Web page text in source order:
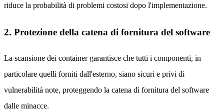
riduce la probabilità di problemi costosi dopo l'implementazione.
2. Protezione della catena di fornitura del software
La scansione dei container garantisce che tutti i componenti, in
particolare quelli forniti dall'esterno, siano sicuri e privi di
vulnerabilità note, proteggendo la catena di fornitura del software
dalle minacce.